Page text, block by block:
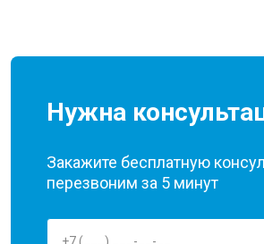
Нужна
Закажите бесплатную
перезвоним за 5 минут